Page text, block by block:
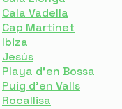
Cala Vadella
Cap Martinet
Ibiza
Jesús
Playa d’en Bossa
Puig d’en Valls
Rocallisa